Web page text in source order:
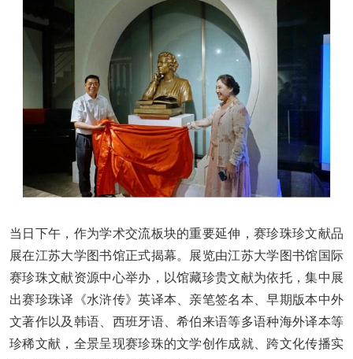
当日下午，作为学术交流板块的重要延伸，赛珍珠珍文献品
展在江苏大学图书馆正式揭幕。展览由江苏大学图书馆国际
赛珍珠文献资源中心举办，以馆藏珍贵文献为依托，集中展
出赛珍珠译《水浒传》英译本、亲笔签名本、早期版本中外
文著作以及韩语、西班牙语、希伯来语等多语种海外译本等
珍稀文献，全景呈现赛珍珠的文学创作成就、跨文化传播实